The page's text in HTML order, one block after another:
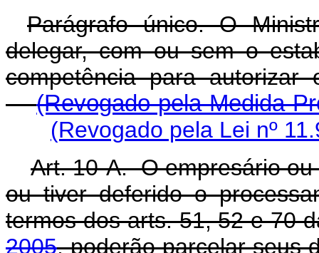
Parágrafo único. O
delegar, com ou sem o
competência para
(Revogado pela Medida
(Revogado pela Lei nº
Art. 10-A. O empresário
ou tiver deferido o
termos dos arts. 51, 52 e 70
2005, poderão parcelar seus